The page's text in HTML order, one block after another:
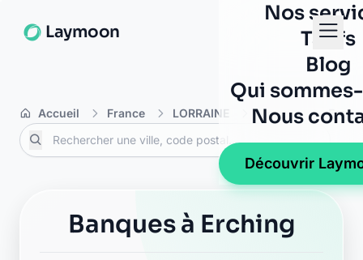
Laymoon
Nos
Tarifs
Blog
Qui
Nous
Découvrir
Accueil France LORRAINE Moselle
Banques à Erching